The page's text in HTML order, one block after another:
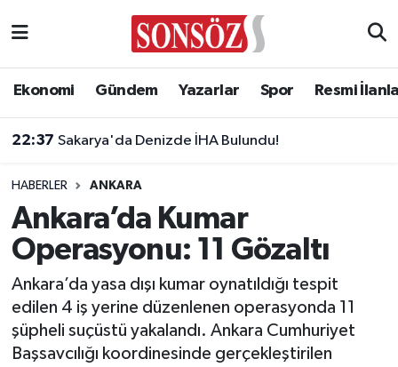
Ekonomi Gündem Yazarlar Spor Resmi
22:37 Sakarya'da Denizde İHA Bulundu!
HABERLER ANKARA
Ankara’da Kumar
Operasyonu: 11 Gözaltı
Ankara’da yasa dışı kumar oynatıldığı tespit
edilen 4 iş yerine düzenlenen operasyonda 11
şüpheli suçüstü yakalandı. Ankara Cumhuriyet
Başsavcılığı koordinesinde gerçekleştirilen
Asayiş
Biyografi
Çevre
Diğer
Dünya
Ankara Nöbetçi Eczaneler
Ankara Trafik Yoğunluk Haritası
Süper Lig Puan Durumu ve Fikstür
Tüm Manşetler
Son Dakika Haberleri